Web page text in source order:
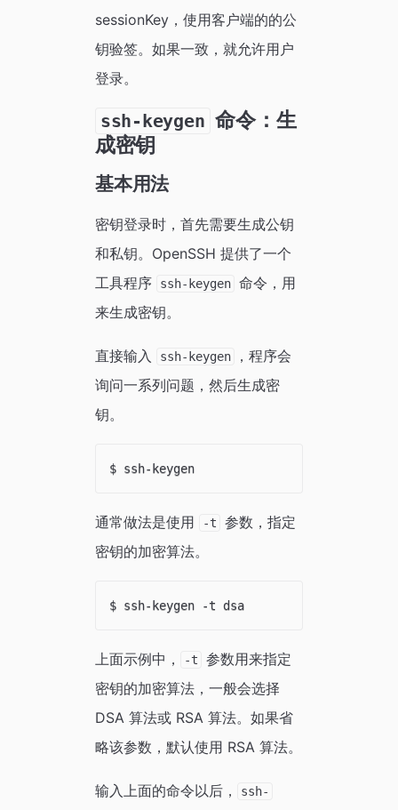
sessionKey，使用客户端的的公
钥验签。如果一致，就允许用户
登录。
ssh-keygen 命令：生
成密钥
基本用法
密钥登录时，首先需要生成公钥
和私钥。OpenSSH 提供了一个
工具程序
ssh-keygen 命令，用
来生成密钥。
直接输入 ssh-keygen
，程序会
询问一系列问题，然后生成密
钥。
$ ssh-keygen
通常做法是使用 -t
参数，指定
密钥的加密算法。
$ ssh-keygen -t dsa
上面示例中， -t
参数用来指定
密钥的加密算法，一般会选择
DSA 算法或 RSA 算法。如果省
略该参数，默认使用 RSA 算法。
输入上面的命令以后， ssh-